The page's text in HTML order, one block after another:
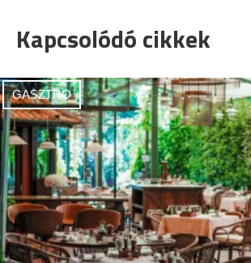
Kapcsolódó cikkek
GASZTRO